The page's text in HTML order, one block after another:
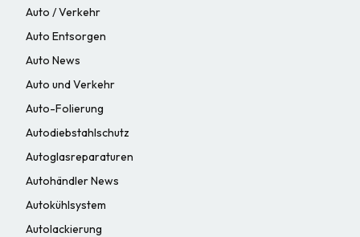
Auto / Verkehr
Auto Entsorgen
Auto News
Auto und Verkehr
Auto-Folierung
Autodiebstahlschutz
Autoglasreparaturen
Autohändler News
Autokühlsystem
Autolackierung